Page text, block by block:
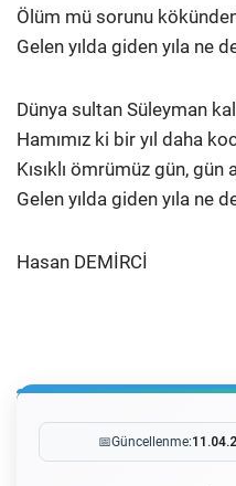
Ölüm mü sorunu
Gelen yılda giden yıla ne
Dünya sultan Süleyman
Hamımız ki bir yıl daha
Kısıklı ömrümüz gün, gün
Gelen yılda giden yıla ne
Hasan DEMİRCİ
📅Güncellenme: